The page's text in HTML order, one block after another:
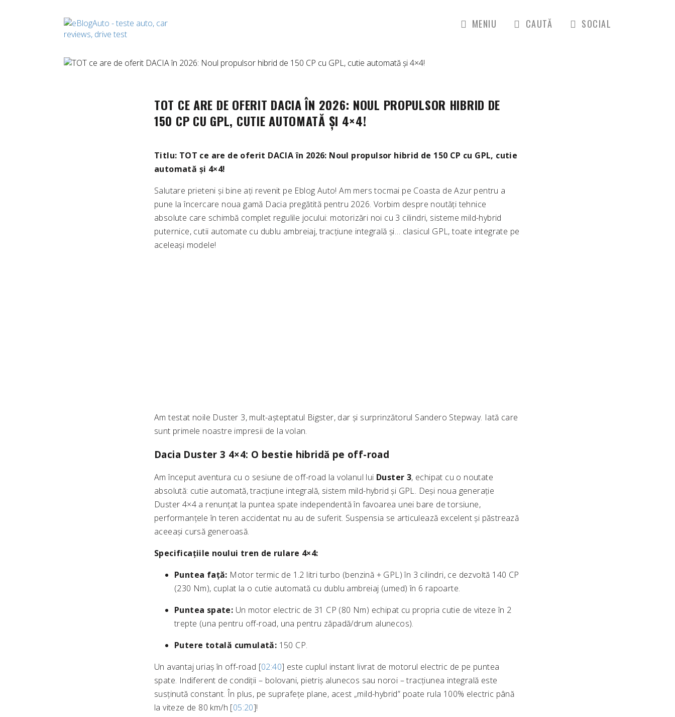
MENIU CAUTĂ SOCIAL
TOT CE ARE DE OFERIT DACIA ÎN 2026: NOUL PROPULSOR HIBRID DE
150 CP CU GPL, CUTIE AUTOMATĂ ȘI 4×4!
Titlu: TOT ce are de oferit DACIA în 2026: Noul propulsor hibrid de 150 CP cu GPL, cutie
automată și 4×4!
Salutare prieteni și bine ați revenit pe Eblog Auto! Am mers tocmai pe Coasta de Azur pentru a
pune la încercare noua gamă Dacia pregătită pentru 2026. Vorbim despre noutăți tehnice
absolute care schimbă complet regulile jocului: motorizări noi cu 3 cilindri, sisteme mild-hybrid
puternice, cutii automate cu dublu ambreiaj, tracțiune integrală și… clasicul GPL, toate integrate pe
aceleași modele!
Am testat noile Duster 3, mult-așteptatul Bigster, dar și surprinzătorul Sandero Stepway. Iată care
sunt primele noastre impresii de la volan.
Dacia Duster 3 4×4: O bestie hibridă pe off-road
Am început aventura cu o sesiune de off-road la volanul lui Duster 3, echipat cu o noutate
absolută: cutie automată, tracțiune integrală, sistem mild-hybrid și GPL. Deși noua generație
Duster 4×4 a renunțat la puntea spate independentă în favoarea unei bare de torsiune,
performanțele în teren accidentat nu au de suferit. Suspensia se articulează excelent și păstrează
aceeași cursă generoasă.
Specificațiile noului tren de rulare 4×4:
Puntea față: Motor termic de 1.2 litri turbo (benzină + GPL) în 3 cilindri, ce dezvoltă 140 CP
(230 Nm), cuplat la o cutie automată cu dublu ambreiaj (umed) în 6 rapoarte.
Puntea spate: Un motor electric de 31 CP (80 Nm) echipat cu propria cutie de viteze în 2
trepte (una pentru off-road, una pentru zăpadă/drum alunecos).
Putere totală cumulată: 150 CP.
Un avantaj uriaș în off-road [02:40] este cuplul instant livrat de motorul electric de pe puntea
spate. Indiferent de condiții – bolovani, pietriș alunecos sau noroi – tracțiunea integrală este
susținută constant. În plus, pe suprafețe plane, acest „mild-hybrid” poate rula 100% electric până
la viteze de 80 km/h [05:20]!